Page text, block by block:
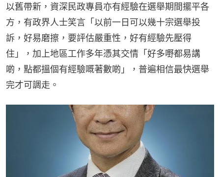
以舊帶新，資深民政專員亦有經驗在選舉期間擺平各
方，有政界人士笑言「以前一日可以幾十宗選舉投
訴，好易磨擦，要評估嚴重性，好有經驗先壓得
住」，加上地區工作多年憑其交情「好多嘢都易講
啲，點都搵個有經驗嘅著數啲」，普遍相信最快選舉
完才可調走。